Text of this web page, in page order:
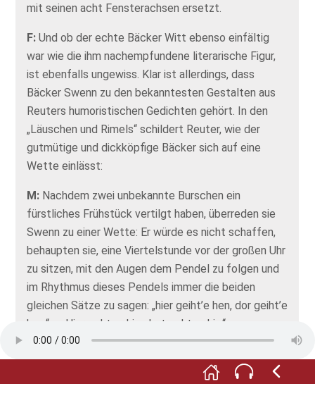
mit seinen acht Fensterachsen ersetzt.
F:Und ob der echte Bäcker Witt ebenso einfältig
war wie die ihm nachempfundene literarische Figur,
ist ebenfalls ungewiss. Klar ist allerdings, dass
Bäcker Swenn zu den bekanntesten Gestalten aus
Reuters humoristischen Gedichten gehört. In den
„Läuschen und Rimels“ schildert Reuter, wie der
gutmütige und dickköpfige Bäcker sich auf eine
Wette einlässt:
M: Nachdem zwei unbekannte Burschen ein
fürstliches Frühstück vertilgt haben, überreden sie
Swenn zu einer Wette: Er würde es nicht schaffen,
behaupten sie, eine Viertelstunde vor der großen Uhr
zu sitzen, mit den Augen dem Pendel zu folgen und
im Rhythmus dieses Pendels immer die beiden
gleichen Sätze zu sagen: „hier geiht’e hen, dor geiht’e
hen.“ – „Hier geht er hin, dort geht er hin.“
Er legt seinen Wetteinsatz auf den Tisch und macht